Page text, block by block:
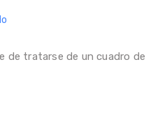
de tratarse de un cuadro de